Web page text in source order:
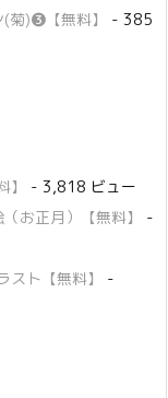
菊)❸【無料】
- 385
- 3,818 ビュー
お正月）【無料】
-
スト【無料】
-